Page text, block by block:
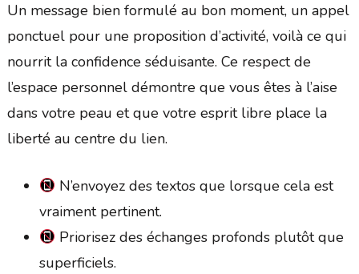
Un message bien formulé au bon moment, un appel
ponctuel pour une proposition d’activité, voilà ce qui
nourrit la confidence séduisante. Ce respect de
l’espace personnel démontre que vous êtes à l’aise
dans votre peau et que votre esprit libre place la
liberté au centre du lien.
N’envoyez des textos que lorsque cela est
vraiment pertinent.
Priorisez des échanges profonds plutôt que
superficiels.